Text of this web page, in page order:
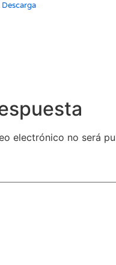
Descarga
electrónico no será